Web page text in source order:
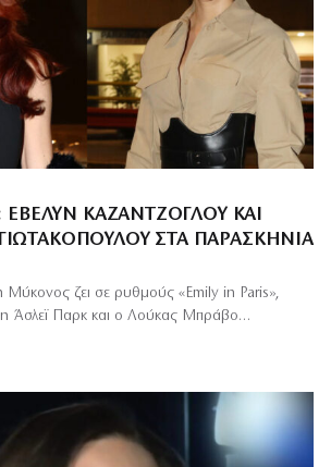
ΈΒΕΛΥΝ ΚΑΖΑΝΤΖΌΓΛΟΥ ΚΑΙ
ΣΤΑ ΠΑΡΑΣΚΉΝΙΑ
Μύκονος ζει σε ρυθμούς «Emily in Paris»,
η Άσλεϊ Παρκ και ο Λούκας Μπράβο…